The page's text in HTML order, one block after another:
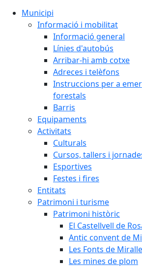
Municipi
Informació i mobilitat
Informació general
Línies d'autobús
Arribar-hi amb cotxe
Adreces i telèfons
Instruccions per a
forestals
Barris
Equipaments
Activitats
Culturals
Cursos, tallers i
Esportives
Festes i fires
Entitats
Patrimoni i turisme
Patrimoni històric
El Castellvell de
Antic convent de
Les Fonts de
Les mines de plom